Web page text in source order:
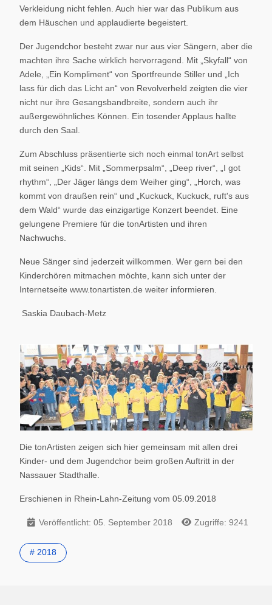
Verkleidung nicht fehlen. Auch hier war das Publikum aus
dem Häuschen und applaudierte begeistert.
Der Jugendchor besteht zwar nur aus vier Sängern, aber die
machten ihre Sache wirklich hervorragend. Mit „Skyfall“ von
Adele, „Ein Kompliment“ von Sportfreunde Stiller und „Ich
lass für dich das Licht an“ von Revolverheld zeigten die vier
nicht nur ihre Gesangsbandbreite, sondern auch ihr
außergewöhnliches Können. Ein tosender Applaus hallte
durch den Saal.
Zum Abschluss präsentierte sich noch einmal tonArt selbst
mit seinen „Kids“. Mit „Sommerpsalm“, „Deep river“, „I got
rhythm“, „Der Jäger längs dem Weiher ging“, „Horch, was
kommt von draußen rein“ und „Kuckuck, Kuckuck, ruft's aus
dem Wald“ wurde das einzigartige Konzert beendet. Eine
gelungene Premiere für die tonArtisten und ihren
Nachwuchs.
Neue Sänger sind jederzeit willkommen. Wer gern bei den
Kinderchören mitmachen möchte, kann sich unter der
Internetseite www.tonartisten.de weiter informieren.
Saskia Daubach-Metz
Die tonArtisten zeigen sich hier gemeinsam mit allen drei
Kinder- und dem Jugendchor beim großen Auftritt in der
Nassauer Stadthalle.
Erschienen in Rhein-Lahn-Zeitung vom 05.09.2018
Veröffentlicht: 05. September 2018 Zugriffe: 9241
# 2018